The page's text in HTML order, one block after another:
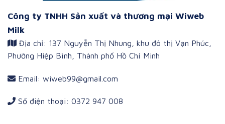
Công ty TNHH Sản xuất và thương mại Wiweb
Milk
Địa chỉ: 137 Nguyễn Thị Nhung, khu đô thị Vạn Phúc,
Phường Hiệp Bình, Thành phố Hồ Chí Minh
Email: wiweb99@gmail.com
Số điện thoại: 0372 947 008